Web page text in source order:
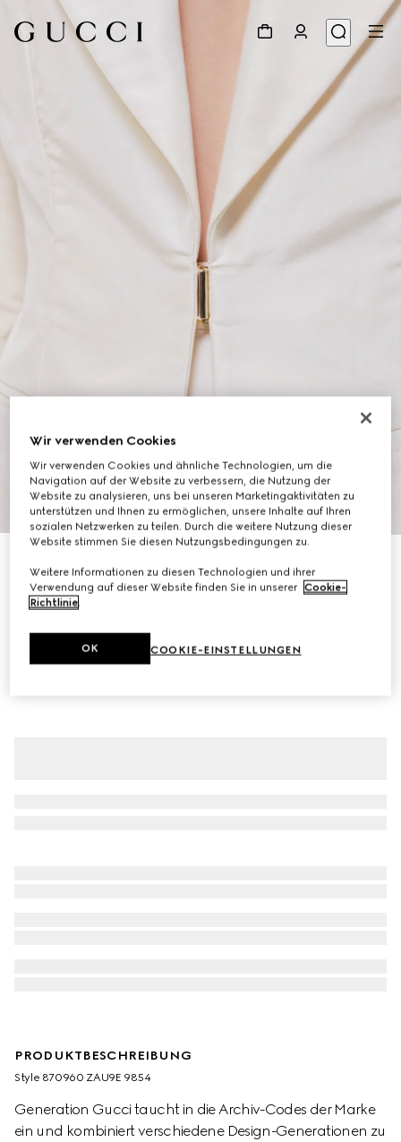
€ 2.900
Variantenhellgelb
PRODUKTBESCHREIBUNG
Style ‎870960 ZAU9E 9854
Generation Gucci taucht in die Archiv-Codes der Marke
ein und kombiniert verschiedene Design-Generationen zu
Wir verwenden Cookies
Wir verwenden Cookies und ähnliche Technologien, um die
Navigation auf der Website zu verbessern, die Nutzung der
Website zu analysieren, uns bei unseren Marketingaktivitäten zu
unterstützen und Ihnen zu ermöglichen, unsere Inhalte auf Ihren
sozialen Netzwerken zu teilen. Durch die weitere Nutzung dieser
Website stimmen Sie diesen Nutzungsbedingungen zu.
Weitere Informationen zu diesen Technologien und ihrer
Verwendung auf dieser Website finden Sie in unserer Cookie-
Richtlinie.
COOKIE-EINSTELLUNGEN
OK